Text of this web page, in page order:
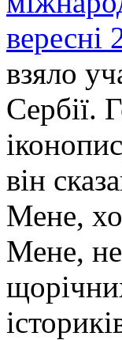
вересні
взяло
Сербії.
він
Мене,
Мене,